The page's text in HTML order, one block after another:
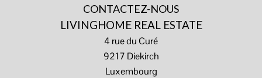
CONTACTEZ-NOUS
LIVINGHOME REAL ESTATE
4 rue du Curé
9217 Diekirch
Luxembourg